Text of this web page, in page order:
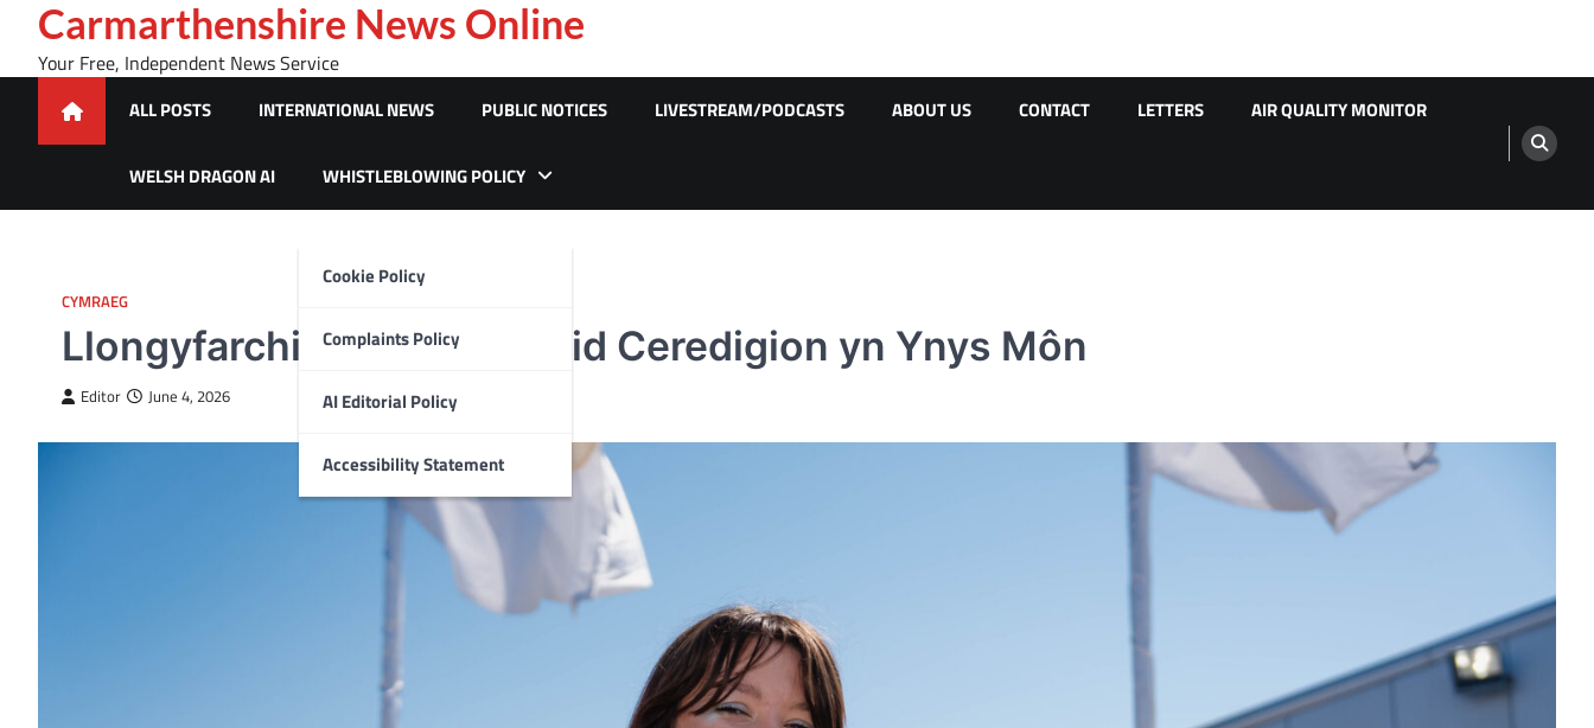
content
Carmarthenshire News Online
Your Free, Independent News Service
ALL POSTS INTERNATIONAL NEWS PUBLIC NOTICES LIVESTREAM/PODCASTS ABOUT US CONTACT LETTERS AIR QUALITY MONITOR
WELSH DRAGON AI WHISTLEBLOWING POLICY
Cookie Policy
Complaints Policy
AI Editorial Policy
Accessibility Statement
CYMRAEG
Llongyfarchiadau i ieuenctid Ceredigion yn Ynys Môn
Editor June 4, 2026